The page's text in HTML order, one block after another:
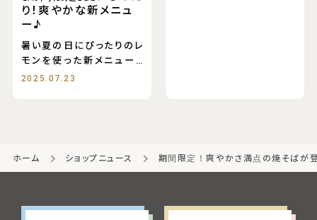
り！爽やかな新メニュ
ー♪
暑い夏の日にぴったりのレ
モンを使った新メニュー♪
◯瀬戸内レモン
2025.07.23
ホーム ショップニュース 期間限定！爽やかさ満点の焼そばが